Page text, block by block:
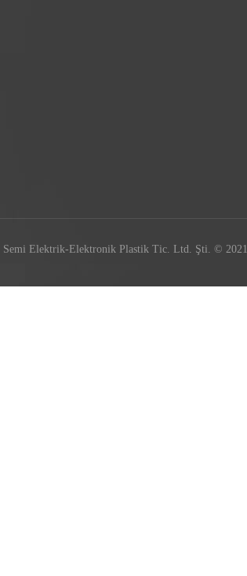
Semi Elektrik-Elektronik Plastik Tic. Ltd. Şti. © 2021